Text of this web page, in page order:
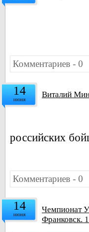
Комментариев - 0
14
июня Виталий
российских
Комментариев - 0
14
июня
Чемпионат
Франковск.